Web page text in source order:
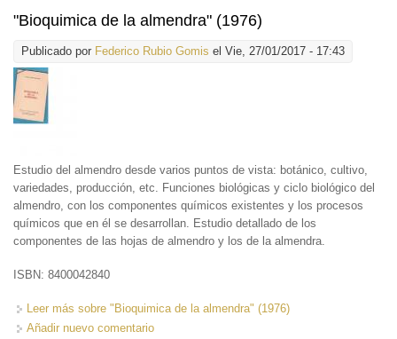
"Bioquimica de la almendra" (1976)
Publicado por Federico Rubio Gomis el Vie, 27/01/2017 - 17:43
Estudio del almendro desde varios puntos de vista: botánico, cultivo,
variedades, producción, etc. Funciones biológicas y ciclo biológico del
almendro, con los componentes químicos existentes y los procesos
químicos que en él se desarrollan. Estudio detallado de los
componentes de las hojas de almendro y los de la almendra.
ISBN: 8400042840
Leer más sobre "Bioquimica de la almendra" (1976)
Añadir nuevo comentario